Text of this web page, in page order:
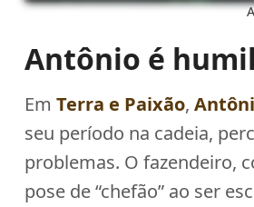
Antônio é
Em Terra e Paixão,
seu período na cadeia,
problemas. O fazendeiro,
pose de “chefão” ao ser